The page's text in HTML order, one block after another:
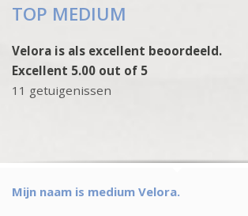
TOP MEDIUM
Velora is als excellent beoordeeld.
Excellent 5.00 out of 5
11 getuigenissen
Mijn naam is medium Velora.